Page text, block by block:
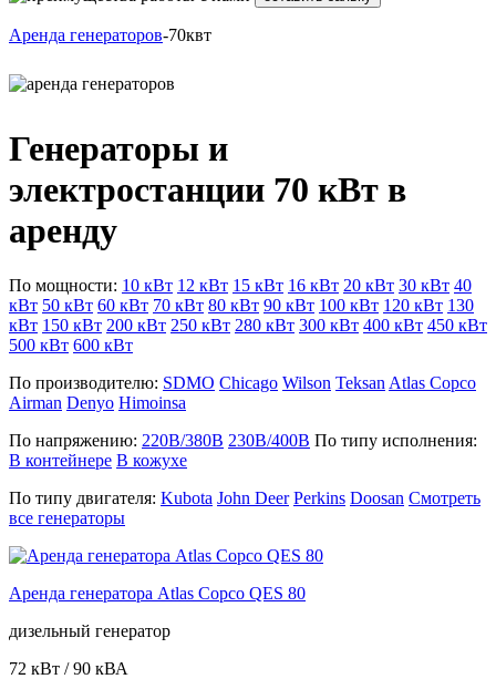
Аренда генераторов-70квт
Генераторы и
электростанции 70 кВт в
аренду
По мощности: 10 кВт 12 кВт 15 кВт 16 кВт 20 кВт 30 кВт 40
кВт 50 кВт 60 кВт 70 кВт 80 кВт 90 кВт 100 кВт 120 кВт 130
кВт 150 кВт 200 кВт 250 кВт 280 кВт 300 кВт 400 кВт 450 кВт
500 кВт 600 кВт
По производителю: SDMO Chicago Wilson Teksan Atlas Copco
Airman Denyo Himoinsa
По напряжению: 220В/380В 230В/400В По типу исполнения:
В контейнере В кожухе
По типу двигателя: Kubota John Deer Perkins Doosan Смотреть
все генераторы
Аренда генератора Atlas Copco QES 80
дизельный генератор
72 кВт / 90 кВА